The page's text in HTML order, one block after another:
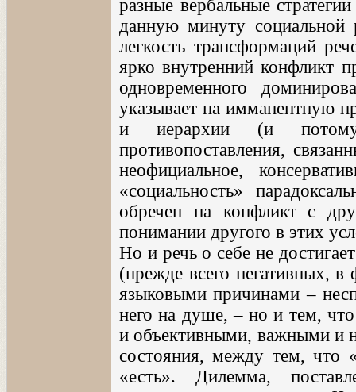
разные вербальные
данную минуту социальной
легкость трансформаций
ярко внутренний конфликт
одновременного
указывает на имманентную
и иерархии (и
противопоставления,
неофициальное,
«социальность»
обречен на конфликт с
понимании другого в этих
Но и речь о себе не
(прежде всего негативных,
языковыми причинами –
него на душе, – но и тем,
и объективными, важными и
состояния, между тем, что
«есть». Дилемма,